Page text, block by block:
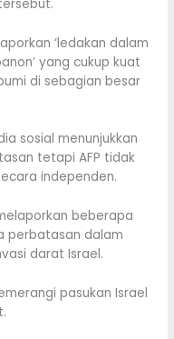
‘ledakan dalam
yang cukup kuat
di sebagian besar
sosial menunjukkan
tetapi AFP tidak
independen.
beberapa
perbatasan dalam
darat Israel.
pasukan Israel